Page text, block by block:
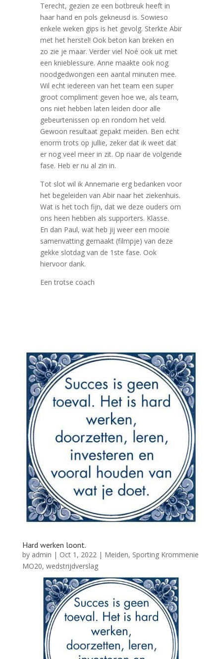
Terecht, gezien ze een botbreuk heeft in
haar hand en pols gekneusd is. Sowieso
enkele weken gips is het gevolg. Sterkte Abir
met het herstel! Ook beton kan breken en
zo zie je maar. Verder viel Noé ook uit met
een knieblessure. Anne maakte ook nog
noodgedwongen een aantal minuten mee.
Wil echt iedereen van het team een super
groot compliment geven hoe we, als team,
ons niet hebben laten leiden door alle
gebeurtenissen op en rondom het veld.
Gewoon resultaat gepakt meiden. Ben echt
enorm trots op jullie, zeker dat ik weet dat
er nog veel meer in zit. Op naar de volgende
fase. Heb er nu al zin in.
Tot slot wil ik Annemarie erg bedanken voor
het begeleiden van Abir naar het ziekenhuis.
Wat is het toch fijn, dat we deze ouders om
ons heen hebben als supporters. Klasse.
En dan Paul, wat heb jij weer een mooie
samenvatting gemaakt (filmpje) van deze
gekke slotdag van de 1ste fase. Ook
hiervoor dank.
Een trotse coach
Hard werken loont.
by admin | Oct 1, 2022| Meiden, Sporting Krommenie
MO20, wedstrijdverslag